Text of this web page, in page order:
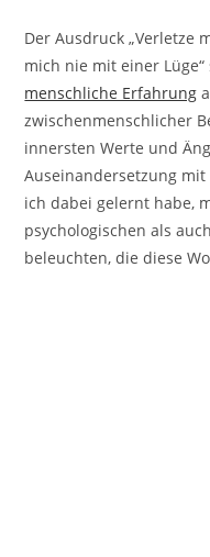
Der Ausdruck „Verletze
mich nie mit einer
menschliche Erfahrung
zwischenmenschlicher
innersten Werte und
Auseinandersetzung mit
ich dabei gelernt habe,
psychologischen als
beleuchten, die diese